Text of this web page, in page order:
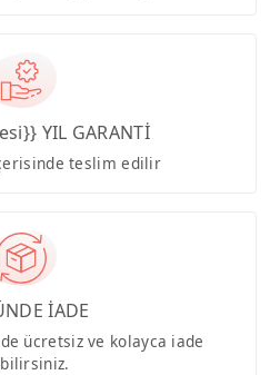
YIL GARANTİ
teslim edilir
İADE
ücretsiz ve kolayca iade